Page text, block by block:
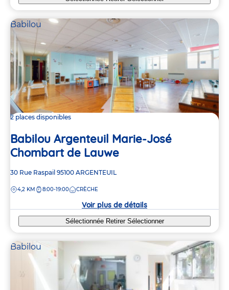
Babilou
2 places disponibles
Babilou Argenteuil Marie-José
Chombart de Lauwe
Adresse
la
30 Rue Raspail 95100 ARGENTEUIL
DISTANCE
4,2 KM 8:00-19:00 CRÈCHE
Voir plus de détails
Sélectionnée Retirer Sélectionner
Babilou